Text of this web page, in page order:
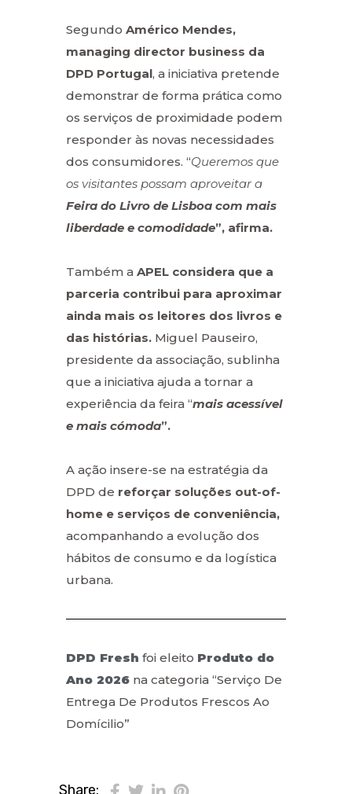
Segundo Américo Mendes,
managing director business da
DPD Portugal, a iniciativa pretende
demonstrar de forma prática como
os serviços de proximidade podem
responder às novas necessidades
dos consumidores. “Queremos que
os visitantes possam aproveitar a
Feira do Livro de Lisboa com mais
liberdade e comodidade”, afirma.
Também a APEL considera que a
parceria contribui para aproximar
ainda mais os leitores dos livros e
das histórias. Miguel Pauseiro,
presidente da associação, sublinha
que a iniciativa ajuda a tornar a
experiência da feira “mais acessível
e mais cómoda”.
A ação insere-se na estratégia da
DPD de reforçar soluções out-of-
home e serviços de conveniência,
acompanhando a evolução dos
hábitos de consumo e da logística
urbana.
DPD Fresh foi eleito Produto do
Ano 2026 na categoria “Serviço De
Entrega De Produtos Frescos Ao
Domícilio”
Share: